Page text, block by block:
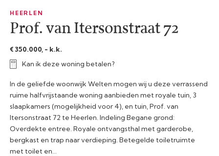
HEERLEN
Prof. van Itersonstraat 72
€ 350.000, - k.k.
Kan ik deze woning betalen?
In de geliefde woonwijk Welten mogen wij u deze verrassend
ruime halfvrijstaande woning aanbieden met royale tuin, 3
slaapkamers (mogelijkheid voor 4), en tuin, Prof. van
Itersonstraat 72 te Heerlen. Indeling Begane grond:
Overdekte entree. Royale ontvangsthal met garderobe,
bergkast en trap naar verdieping. Betegelde toiletruimte
met toilet en…